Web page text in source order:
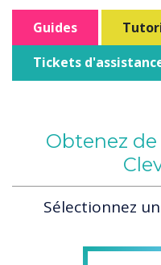
Guides
Tickets
Obtenez
Sélectionnez